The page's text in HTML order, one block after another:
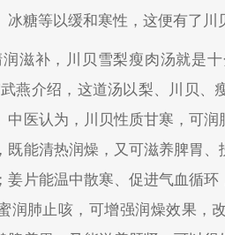
糖等以缓和寒性，这便有了川
滋补，川贝雪梨瘦肉汤就是
燕介绍，这道汤以梨、川贝、
中医认为，川贝性质甘寒，可
既能清热润燥，又可滋养脾胃
姜片能温中散寒、促进气血循
润肺止咳，可增强润燥效果，